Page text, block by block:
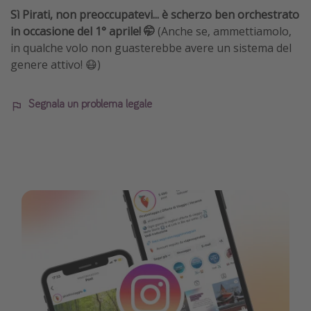
Sì Pirati, non preoccupatevi... è scherzo ben orchestrato
in occasione del 1° aprile! 🤭 (Anche se, ammettiamolo,
in qualche volo non guasterebbe avere un sistema del
genere attivo! 😷)
Segnala un problema legale